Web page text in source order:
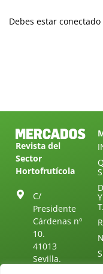
Debes estar
Revista del
Sector
Hortofrutícola
C/
Presidente
Cárdenas nº
10.
41013
Sevilla.
Y